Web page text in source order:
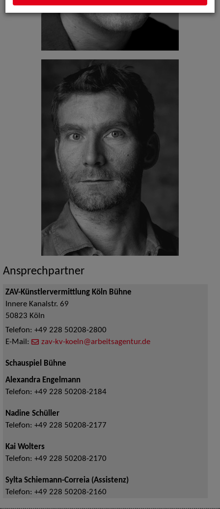
Ansprechpartner
ZAV-Künstlervermittlung Köln Bühne
Innere Kanalstr. 69
50823 Köln
Telefon: +49 228 50208-2800
E-Mail:
zav-kv-koeln@arbeitsagentur.de
Schauspiel Bühne
Alexandra Engelmann
Telefon: +49 228 50208-2184
Nadine Schüller
Telefon: +49 228 50208-2177
Kai Wolters
Telefon: +49 228 50208-2170
Sylta Schiemann-Correia (Assistenz)
Telefon: +49 228 50208-2160